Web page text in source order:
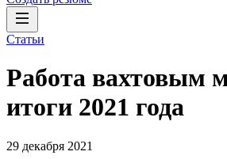
Статьи
Работа вахтовым
итоги 2021 года
29 декабря 2021